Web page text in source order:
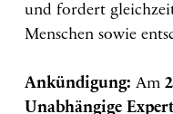
und fordert
Menschen sowie
Ankündigung: Am
Unabhängige